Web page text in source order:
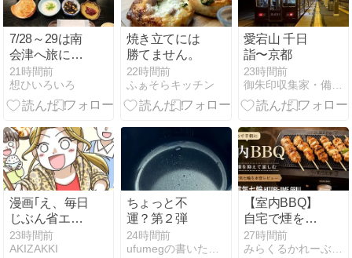
7/28～29は南
会津へ旅に行
った。その４
21時間前
想ひいろいろ
焼き立てには
勝てません。
22時間前
ふぁそらキッチン
愛宕山 千日
詣〜京都
23時間前
漫画｢え、毎日
じぶん省エネ
飯ですが？｣第
5話！
23時間前
AKIZAKKI
ちょっと不
運？第２弾
24時間前
【室内BBQ】
自宅で煙を抑
えて楽しむ！
山善の電気七
27時間前